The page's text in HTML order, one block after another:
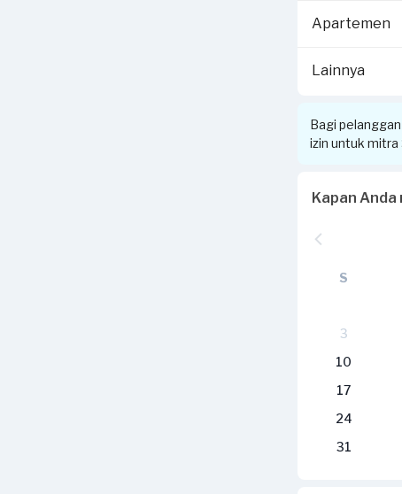
Apartemen
Lainnya
Bagi
izin untuk mitra
Kapan Anda
S
3
10
17
24
31